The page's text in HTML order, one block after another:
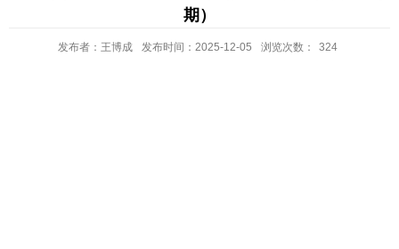
期）
发布者：王博成 发布时间：2025-12-05 浏览次数： 324